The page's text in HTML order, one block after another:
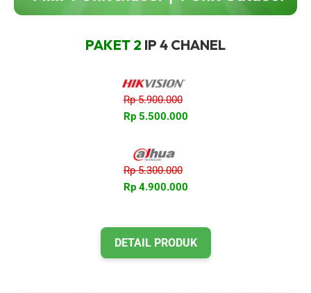
PAKET 2 IP 4 CHANEL
Rp 5.900.000
Rp 5.500.000
Rp 5.300.000
Rp 4.900.000
DETAIL PRODUK